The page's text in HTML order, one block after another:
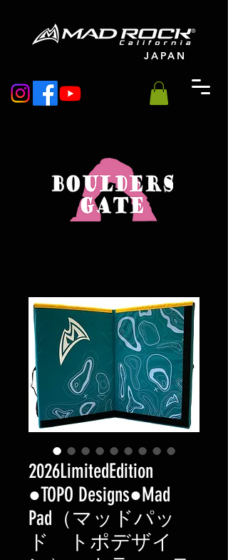
JAPAN
2026LimitedEdition
●TOPO Designs●Mad
Pad（マッドパッ
ド トポデザイ